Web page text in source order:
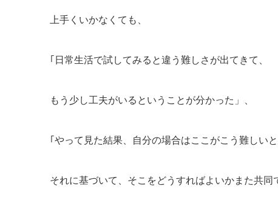
上手くいかなくても、
｢日常生活で試してみると違う難しさが出てきて、
もう少し工夫がいるということが分かった」、
｢やって見た結果、自分の場合はここがこう難しい
それに基づいて、そこをどうすればよいかまた共同